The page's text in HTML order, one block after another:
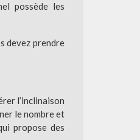
possède les
devez prendre
l’inclinaison
le nombre et
propose des